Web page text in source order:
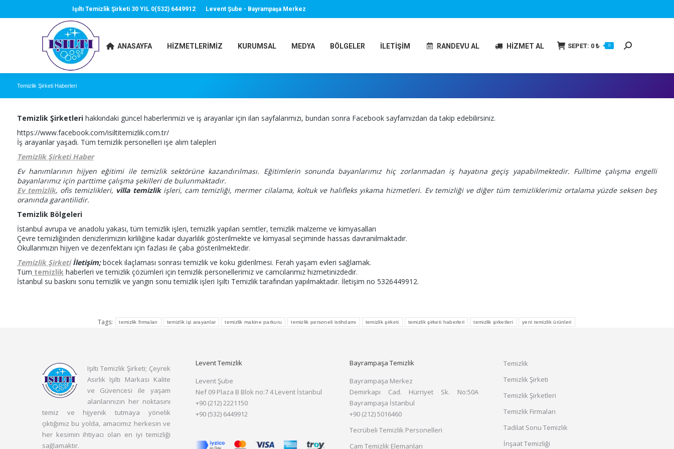
Işıltı Temizlik Şirketi 30 YIL 0(532) 6449912 Levent Şube - Bayrampaşa Merkez
ANASAYFA HIZMETLERIMIZ KURUMSAL MEDYA BÖLGELER İLETIŞIM RANDEVU AL HİZMET AL SEPET: 0₺ 0 Search:
Temizlik Şirketi Haberleri
Temizlik Şirketlerihakkındaki güncel haberlerimizi ve iş arayanlar için ilan sayfalarımızı, bundan sonra Facebook sayfamızdan da takip edebilirsiniz.
https://www.facebook.com/isiltitemizlik.com.tr/
İş arayanlar yaşadı. Tüm temizlik personelleri işe alım talepleri
Temizlik Şirketi Haber
Ev hanımlarının hijyen eğitimi ile temizlik sektörüne kazandırılması. Eğitimlerin sonunda bayanlarımız hiç zorlanmadan iş hayatına geçiş yapabilmektedir. Fulltime çalışma engelli
bayanlarımız için parttime çalışma şekilleri de bulunmaktadır.
Ev temizlik, ofis temizlikleri, villa temizlikişleri, cam temizliği, mermer cilalama, koltuk ve halıfleks yıkama hizmetleri. Ev temizliği ve diğer tüm temizliklerimiz ortalama yüzde seksen beş
oranında garantilidir.
Temizlik Bölgeleri
İstanbul avrupa ve anadolu yakası, tüm temizlik işleri, temizlik yapılan semtler, temizlik malzeme ve kimyasalları
Çevre temizliğinden denizlerimizin kirliliğine kadar duyarlılık gösterilmekte ve kimyasal seçiminde hassas davranılmaktadır.
Okullarımızın hijyen ve dezenfektanı için fazlası ile çaba gösterilmektedir.
Temizlik Şirketiİletişim;böcek ilaçlaması sonrası temizlik ve koku giderilmesi. Ferah yaşam evleri sağlamak.
Tüm temizlikhaberleri ve temizlik çözümleri için temizlik personellerimiz ve camcılarımız hizmetinizdedir.
İstanbul su baskını sonu temizlik ve yangın sonu temizlik işleri Işıltı Temizlik tarafından yapılmaktadır. İletişim no 5326449912.
Tags: temizlik firmaları temizlik işi arayanlar temizlik makine parkuru temizlik personeli istihdamı temizlik şirketi temizlik şirketi haberleri temizlik şirketleri yeni temizlik ürünleri
Işıltı Temizlik Şirketi; Çeyrek
Asırlık Işıltı Markası Kalite
ve Güvencesi ile yaşam
alanlarınızın her noktasını
temiz ve hijyenik tutmaya yönelik
çıktığımız bu yolda, amacımız herkesin ve
her kesimin ihtiyacı olan en iyi temizliği
sağlamaktır.
Levent Temizlik
Levent Şube
Nef 09 Plaza B Blok no:7 4 Levent İstanbul
+90 (212) 2221150
+90 (532) 6449912
Bayrampaşa Temizlik
Bayrampaşa Merkez
Demirkapı Cad. Hürriyet Sk. No:50A
Bayrampaşa İstanbul
+90 (212) 5016460
Tecrübeli Temizlik Personelleri
Cam Temizlik Elemanları
Temizlik
Temizlik Şirketi
Temizlik Şirketleri
Temizlik Firmaları
Tadilat Sonu Temizlik
İnşaat Temizliği